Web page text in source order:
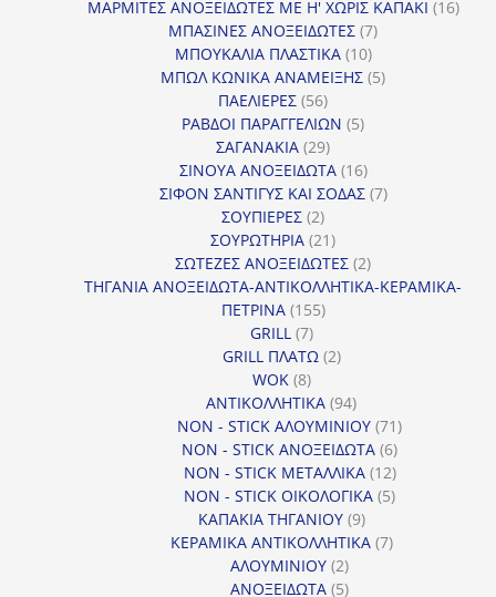
προϊόντα
ΜΑΡΜΙΤΕΣ ΑΝΟΞΕΙΔΩΤΕΣ ΜΕ Η' ΧΩΡΙΣ ΚΑΠΑΚΙ 1616
ΜΠΑΣΙΝΕΣ ΑΝΟΞΕΙΔΩΤΕΣ 77
ΜΠΟΥΚΑΛΙΑ ΠΛΑΣΤΙΚΑ 1010
προϊόντα
ΜΠΩΛ ΚΩΝΙΚΑ ΑΝΑΜΕΙΞΗΣ 55
ΠΑΕΛΙΕΡΕΣ 5656
προϊόντα
ΡΑΒΔΟΙ ΠΑΡΑΓΓΕΛΙΩΝ 55
ΣΑΓΑΝΑΚΙΑ 2929
προϊόντα
ΣΙΝΟΥΑ ΑΝΟΞΕΙΔΩΤΑ 1616
προϊόντα
ΣΙΦΟΝ ΣΑΝΤΙΓΥΣ ΚΑΙ ΣΟΔΑΣ 77
ΣΟΥΠΙΕΡΕΣ 22
προϊόντα
ΣΟΥΡΩΤΗΡΙΑ 2121
προϊόντα
ΣΩΤΕΖΕΣ ΑΝΟΞΕΙΔΩΤΕΣ 22
προϊόντα
ΤΗΓΑΝΙΑ ΑΝΟΞΕΙΔΩΤΑ-ΑΝΤΙΚΟΛΛΗΤΙΚΑ-ΚΕΡΑΜΙΚΑ-
ΠΕΤΡΙΝΑ 155155
GRILL 77
προϊόντα
GRILL ΠΛΑΤΩ 22
WOK 88
προϊόντα
ΑΝΤΙΚΟΛΛΗΤΙΚΑ 9494
προϊόντα
NON - STICK ΑΛΟΥΜΙΝΙΟΥ 7171
προϊόντα
NON - STICK ΑΝΟΞΕΙΔΩΤΑ 66
προϊόντα
NON - STICK ΜΕΤΑΛΛΙΚΑ 1212
προϊόντα
NON - STICK ΟΙΚΟΛΟΓΙΚΑ 55
ΚΑΠΑΚΙΑ ΤΗΓΑΝΙΟΥ 99
προϊόντα
ΚΕΡΑΜΙΚΑ ΑΝΤΙΚΟΛΛΗΤΙΚΑ 77
ΑΛΟΥΜΙΝΙΟΥ 22
προϊόντα
ΑΝΟΞΕΙΔΩΤΑ 55